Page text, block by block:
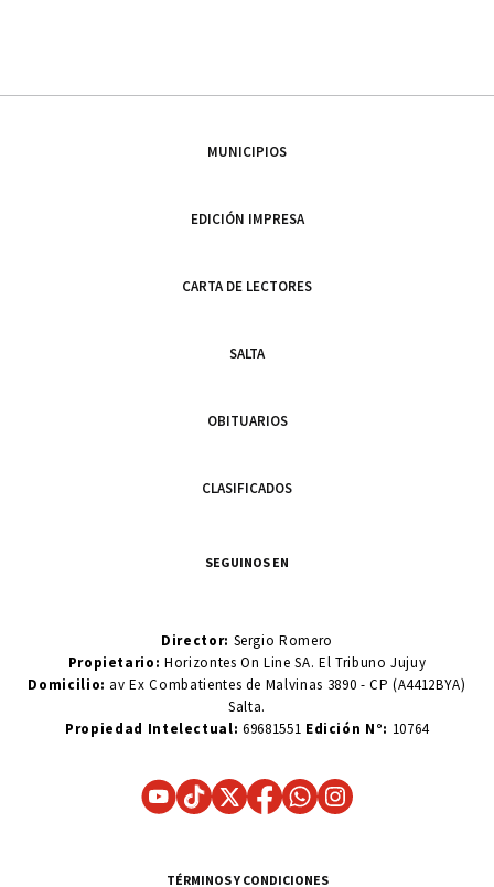
MUNICIPIOS
EDICIÓN IMPRESA
CARTA DE LECTORES
SALTA
OBITUARIOS
CLASIFICADOS
SEGUINOS EN
Director: Sergio Romero
Propietario:Horizontes On Line SA. El Tribuno Jujuy
Domicilio: av Ex Combatientes de Malvinas 3890 - CP (A4412BYA)
Salta.
Propiedad Intelectual: 69681551 Edición N°: 10764
TÉRMINOS Y CONDICIONES